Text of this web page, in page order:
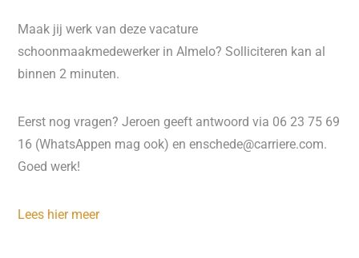
Maak jij werk van deze vacature
schoonmaakmedewerker in Almelo? Solliciteren kan al
binnen 2 minuten.
Eerst nog vragen? Jeroen geeft antwoord via 06 23 75 69
16 (WhatsAppen mag ook) en enschede@carriere.com.
Goed werk!
Lees hier meer